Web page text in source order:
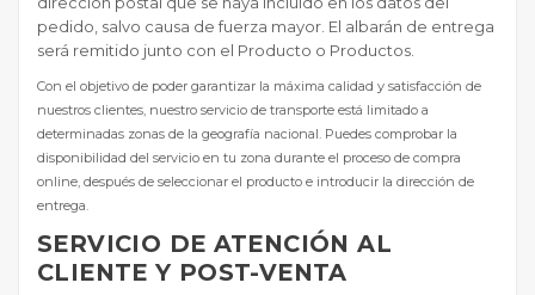
pedido, salvo causa de fuerza mayor. El albarán de entrega
será remitido junto con el Producto o Productos.
Con el objetivo de poder garantizar la máxima calidad y satisfacción de
nuestros clientes, nuestro servicio de transporte está limitado a
determinadas zonas de la geografía nacional. Puedes comprobar la
disponibilidad del servicio en tu zona durante el proceso de compra
online, después de seleccionar el producto e introducir la dirección de
entrega.
SERVICIO DE ATENCIÓN AL
CLIENTE Y POST-VENTA